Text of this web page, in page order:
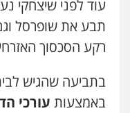
תבע את שופרסל
רקע הסכסוך
בתביעה שהגיש
באמצעות עורכי